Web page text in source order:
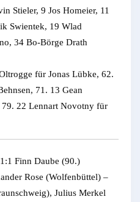
Stieler, 9 Jos Homeier, 11
Swientek, 19 Wlad
34 Bo-Börge Drath
für Jonas Lübke, 62.
71. 13 Gean
22 Lennart Novotny für
Finn Daube (90.)
Rose (Wolfenbüttel) –
Julius Merkel